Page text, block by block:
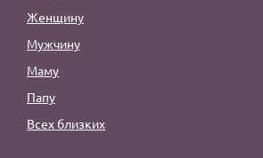
Женщину
Мужчину
Маму
Папу
Всех близких